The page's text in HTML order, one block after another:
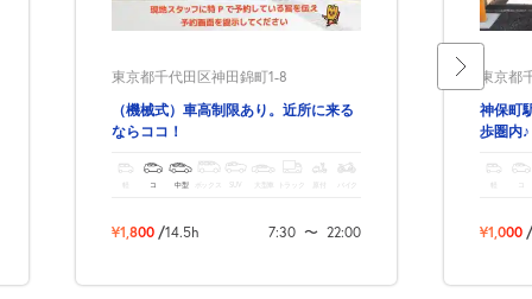
東京都千代田区神田錦町1-8
（機械式）車高制限あり。近所に来る
ならココ！
軽 コ 中型 ボックス SUV 大型車 トラック バイク
¥1,800 /14.5h 7:30 〜 22:00
東京都
神保町
歩圏内♪
軽
¥1,000 /